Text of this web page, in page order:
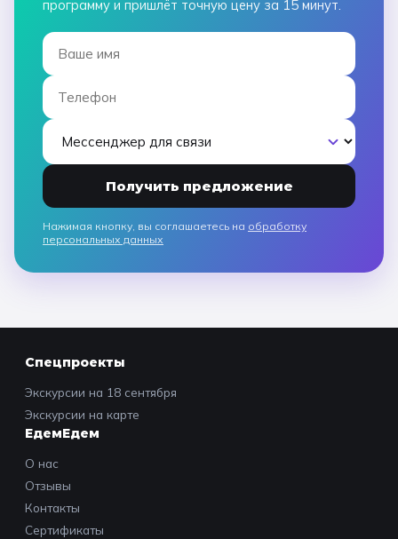
программу и пришлёт точную цену за 15 минут.
Получить предложение
Нажимая кнопку, вы соглашаетесь на обработку
персональных данных
Спецпроекты
Экскурсии на 18 сентября
Экскурсии на карте
ЕдемЕдем
О нас
Отзывы
Контакты
Сертификаты